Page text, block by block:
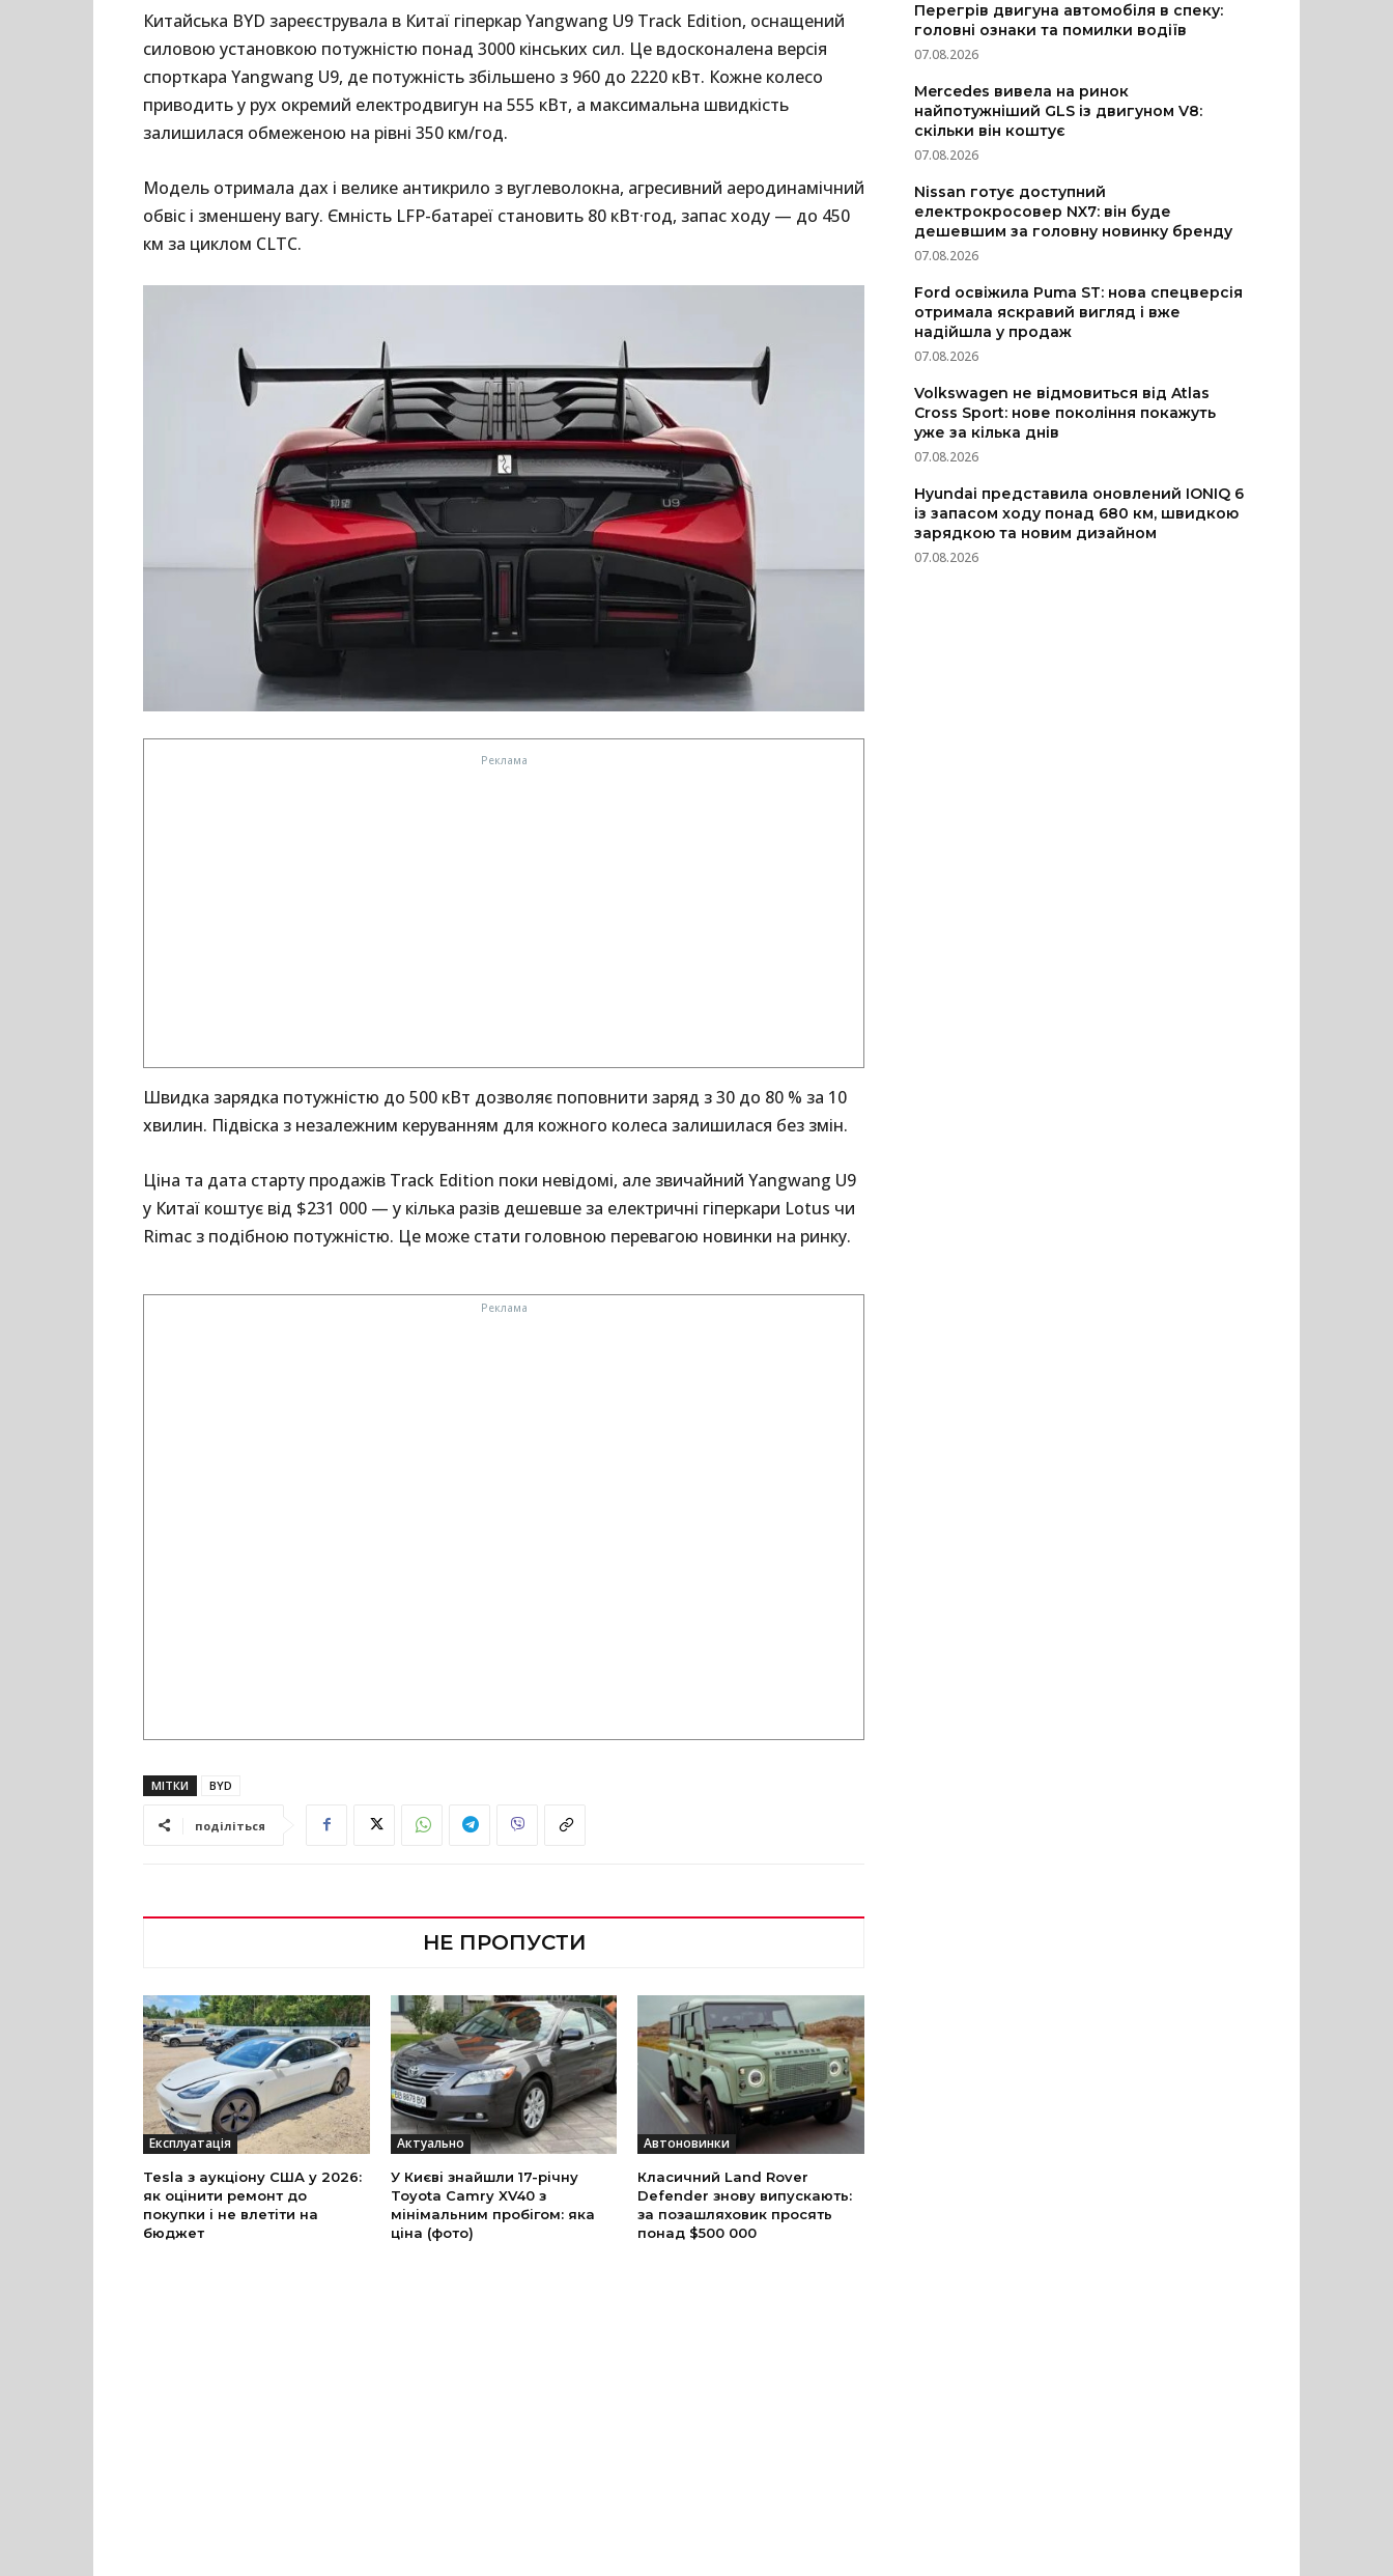
Китайська BYD зареєструвала в Китаї гіперкар Yangwang U9 Track Edition, оснащений
силовою установкою потужністю понад 3000 кінських сил. Це вдосконалена версія
спорткара Yangwang U9, де потужність збільшено з 960 до 2220 кВт. Кожне колесо
приводить у рух окремий електродвигун на 555 кВт, а максимальна швидкість
залишилася обмеженою на рівні 350 км/год.
Модель отримала дах і велике антикрило з вуглеволокна, агресивний аеродинамічний
обвіс і зменшену вагу. Ємність LFP-батареї становить 80 кВт·год, запас ходу — до 450
км за циклом CLTC.
Швидка зарядка потужністю до 500 кВт дозволяє поповнити заряд з 30 до 80 % за 10
хвилин. Підвіска з незалежним керуванням для кожного колеса залишилася без змін.
Ціна та дата старту продажів Track Edition поки невідомі, але звичайний Yangwang U9
у Китаї коштує від $231 000 — у кілька разів дешевше за електричні гіперкари Lotus чи
Rimac з подібною потужністю. Це може стати головною перевагою новинки на ринку.
МІТКИ BYD
поділіться
НЕ ПРОПУСТИ
Експлуатація
Tesla з аукціону США у 2026:
як оцінити ремонт до
покупки і не влетіти на
бюджет
Актуально
У Києві знайшли 17-річну
Toyota Camry XV40 з
мінімальним пробігом: яка
ціна (фото)
Автоновинки
Класичний Land Rover
Defender знову випускають:
за позашляховик просять
понад $500 000
Перегрів двигуна автомобіля в спеку:
головні ознаки та помилки водіїв
07.08.2026
Mercedes вивела на ринок
найпотужніший GLS із двигуном V8:
скільки він коштує
07.08.2026
Nissan готує доступний
електрокросовер NX7: він буде
дешевшим за головну новинку бренду
07.08.2026
Ford освіжила Puma ST: нова спецверсія
отримала яскравий вигляд і вже
надійшла у продаж
07.08.2026
Volkswagen не відмовиться від Atlas
Cross Sport: нове покоління покажуть
уже за кілька днів
07.08.2026
Hyundai представила оновлений IONIQ 6
із запасом ходу понад 680 км, швидкою
зарядкою та новим дизайном
07.08.2026